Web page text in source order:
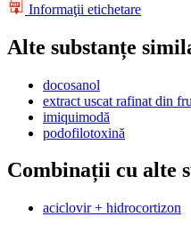
Informaţii etichetare
Alte substanțe
docosanol
extract uscat rafinat din
imiquimodă
podofilotoxină
Combinații cu alte
aciclovir + hidrocortizon